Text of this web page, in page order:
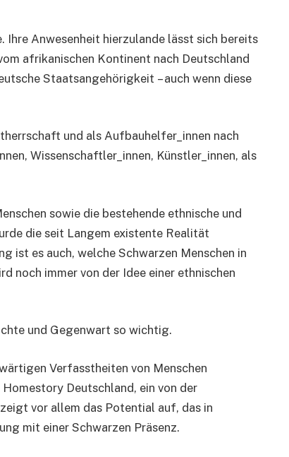
Ihre Anwesenheit hierzulande lässt sich bereits
afrikanischen Kontinent nach Deutschland
Staatsangehörigkeit – auch wenn diese
und als Aufbauhelfer_innen nach
Wissenschaftler_innen, Künstler_innen, als
sowie die bestehende ethnische und
die seit Langem existente Realität
ist es auch, welche Schwarzen Menschen in
noch immer von der Idee einer ethnischen
und Gegenwart so wichtig.
Verfasstheiten von Menschen
Deutschland, ein von der
vor allem das Potential auf, das in
mit einer Schwarzen Präsenz.